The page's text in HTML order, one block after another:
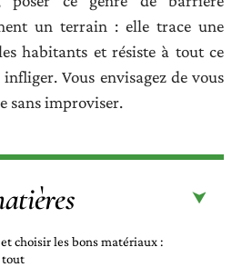
un terrain : elle trace une
habitants et résiste à tout ce
Vous envisagez de vous
sans improviser.
choisir les bons matériaux :
tout